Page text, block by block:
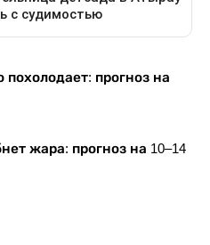
похолодает: прогноз на
жара: прогноз на 10–14